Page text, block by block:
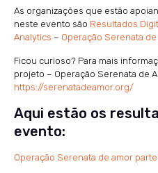
As organizações que estão
neste evento são Resultados
Analytics – Operação Serenata
Ficou curioso? Para mais
projeto – Operação Serenata de
https://serenatadeamor.org/
Aqui estão os
evento:
Operação Serenata de amor parte